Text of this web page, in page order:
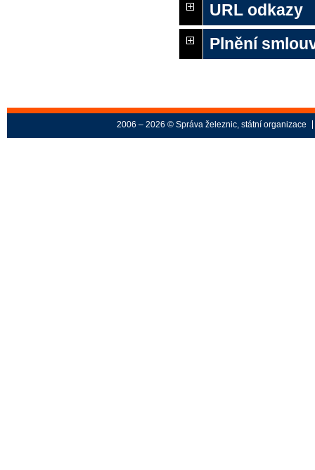
URL odkazy
Plnění
2006 – 2026 © Správa železnic, státní organizace